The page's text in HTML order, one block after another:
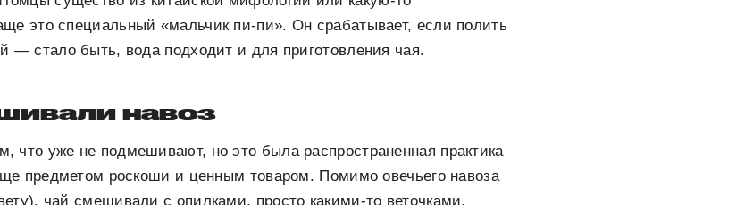
это специальный «мальчик пи-пи». Он срабатывает, если полить
— стало быть, вода подходит и для приготовления чая.
навоз
что уже не подмешивают, но это была распространенная практика
предметом роскоши и ценным товаром. Помимо овечьего навоза
чай смешивали с опилками, просто какими-то веточками,